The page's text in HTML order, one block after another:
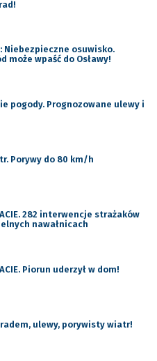
Niebezpieczne osuwisko.
może wpaść do Osławy!
pogody. Prognozowane ulewy i
Porywy do 80 km/h
282 interwencje strażaków
nawałnicach
Piorun uderzył w dom!
ulewy, porywisty wiatr!